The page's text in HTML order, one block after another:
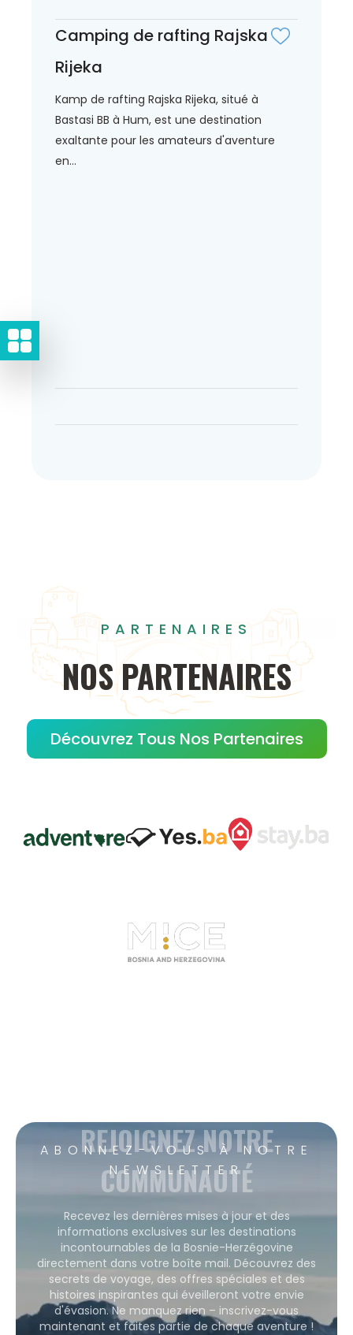
Camping de rafting Rajska
Rijeka
Kamp de rafting Rajska Rijeka, situé à
Bastasi BB à Hum, est une destination
exaltante pour les amateurs d'aventure
en...
PARTENAIRES
NOS PARTENAIRES
Découvrez Tous Nos Partenaires
ABONNEZ-VOUS À NOTRE
NEWSLETTER
REJOIGNEZ NOTRE
COMMUNAUTÉ
Recevez les dernières mises à jour et des
informations exclusives sur les destinations
incontournables de la Bosnie-Herzégovine
directement dans votre boîte mail. Découvrez des
secrets de voyage, des offres spéciales et des
histoires inspirantes qui éveilleront votre envie
d'évasion. Ne manquez rien – inscrivez-vous
maintenant et faites partie de chaque aventure !